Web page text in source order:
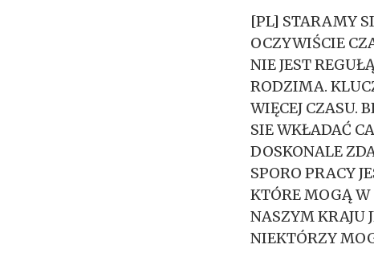
[PL] STARAMY
OCZYWIŚCIE
NIE JEST
RODZIMA.
WIĘCEJ CZASU.
SIE WKŁADAĆ
DOSKONALE
SPORO PRACY
KTÓRE MOGĄ W
NASZYM KRAJU
NIEKTÓRZY